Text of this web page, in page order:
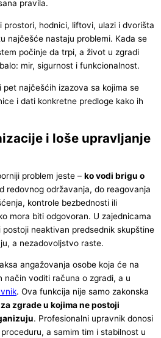
pravila.
prostori, hodnici, liftovi, ulazi i dvorišta
najčešće nastaju problemi. Kada se
počinje da trpi, a život u zgradi
mir, sigurnost i funkcionalnost.
najčešćih izazova sa kojima se
i dati konkretne predloge kako ih
i loše upravljanje
problem jeste – ko vodi brigu o
redovnog održavanja, do reagovanja
kontrole bezbednosti ili
mora biti odgovoran. U zajednicama
neaktivan predsednik skupštine
a nezadovoljstvo raste.
angažovanja osobe koja će na
način voditi računa o zgradi, a u
. Ova funkcija nije samo zakonska
zgrade u kojima ne postoji
. Profesionalni upravnik donosi
a samim tim i stabilnost u